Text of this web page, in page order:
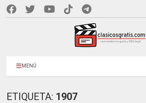
MENÚ
ETIQUETA: 1907